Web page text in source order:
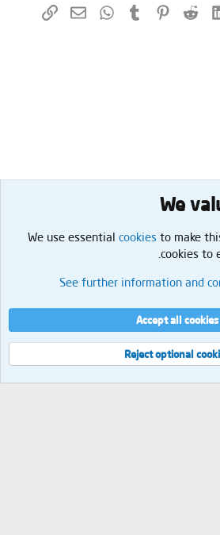
LinkedIn
Reddit
Pinterest
Tumblr
WhatsApp
البريد
سياسة الخصوصية مساعدة الرئيسية
R
S
الإستعلامات 9 إجمالي الوقت
2.31MB
We
We use essential cookies to make
cookies to
See further information and
Accept all cookies
Reject optional